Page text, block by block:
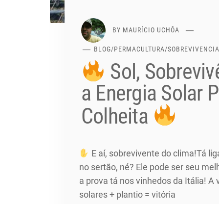
BY MAURÍCIO UCHÔA
BLOG/PERMACULTURA/
Sol,
a Energia Solar
Colheita
E aí, sobrevivente do clima!Tá
no sertão, né? Ele pode ser seu
a prova tá nos vinhedos da Itália!
solares + plantio = vitória